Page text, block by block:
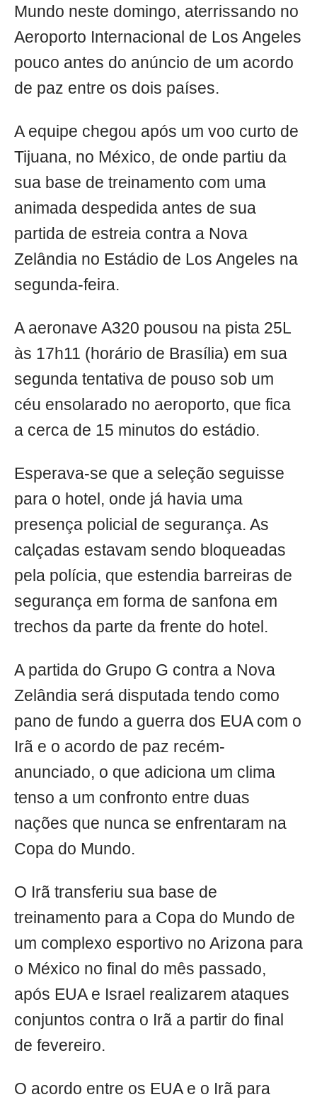
Mundo neste domingo, aterrissando no
Aeroporto Internacional de Los Angeles
pouco antes do anúncio de um acordo
de paz entre os dois países.
A equipe chegou após um voo curto de
Tijuana, no México, de onde partiu da
sua base de treinamento com uma
animada despedida antes de sua
partida de estreia contra a Nova
Zelândia no Estádio de Los Angeles na
segunda-feira.
A aeronave A320 pousou na pista 25L
às 17h11 (horário de Brasília) em sua
segunda tentativa de pouso sob um
céu ensolarado no aeroporto, que fica
a cerca de 15 minutos do estádio.
Esperava-se que a seleção seguisse
para o hotel, onde já havia uma
presença policial de segurança. As
calçadas estavam sendo bloqueadas
pela polícia, que estendia barreiras de
segurança em forma de sanfona em
trechos da parte da frente do hotel.
A partida do Grupo G contra a Nova
Zelândia será disputada tendo como
pano de fundo a guerra dos EUA com o
Irã e o acordo de paz recém-
anunciado, o que adiciona um clima
tenso a um confronto entre duas
nações que nunca se enfrentaram na
Copa do Mundo.
O Irã transferiu sua base de
treinamento para a Copa do Mundo de
um complexo esportivo no Arizona para
o México no final do mês passado,
após EUA e Israel realizarem ataques
conjuntos contra o Irã a partir do final
de fevereiro.
O acordo entre os EUA e o Irã para